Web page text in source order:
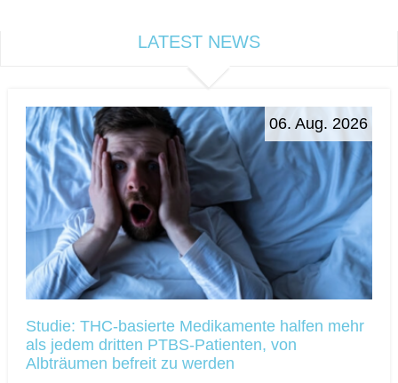
LATEST NEWS
06. Aug. 2026
Studie: THC-basierte Medikamente halfen mehr
als jedem dritten PTBS-Patienten, von
Albträumen befreit zu werden